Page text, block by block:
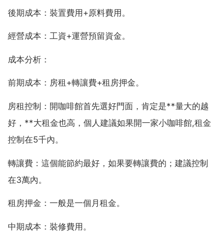
後期成本：裝置費用+原料費用。
經營成本：工資+運營預留資金。
成本分析：
前期成本：房租+轉讓費+租房押金。
房租控制：開咖啡館首先選好門面，肯定是**量大的越
好，**大租金也高，個人建議如果開一家小咖啡館,租金
控制在5千內。
轉讓費：這個能節約最好，如果要轉讓費的；建議控制
在3萬內。
租房押金：一般是一個月租金。
中期成本：裝修費用。